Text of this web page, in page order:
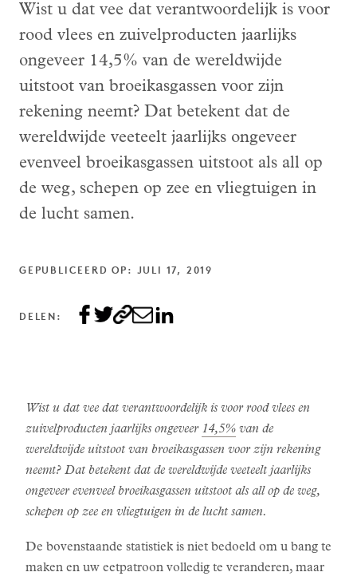
Wist u dat vee dat verantwoordelijk is voor
rood vlees en zuivelproducten jaarlijks
ongeveer 14,5% van de wereldwijde
uitstoot van broeikasgassen voor zijn
rekening neemt? Dat betekent dat de
wereldwijde veeteelt jaarlijks ongeveer
evenveel broeikasgassen uitstoot als all op
de weg, schepen op zee en vliegtuigen in
de lucht samen.
GEPUBLICEERD OP: JULI 17, 2019
DELEN:
Wist u dat vee dat verantwoordelijk is voor rood vlees en
zuivelproducten jaarlijks ongeveer 14,5% van de
wereldwijde uitstoot van broeikasgassen voor zijn rekening
neemt? Dat betekent dat de wereldwijde veeteelt jaarlijks
ongeveer evenveel broeikasgassen uitstoot als all op de weg,
schepen op zee en vliegtuigen in de lucht samen.
De bovenstaande statistiek is niet bedoeld om u bang te
maken en uw eetpatroon volledig te veranderen, maar